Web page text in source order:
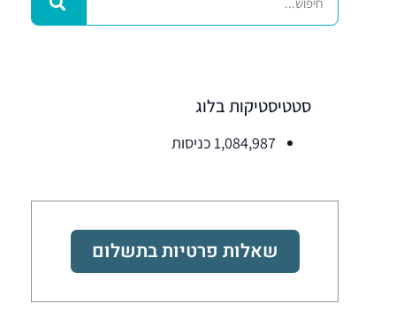
סטטיסטיקות בלוג
1,084,987 כניסות
שאלות פרטיות בתשלום